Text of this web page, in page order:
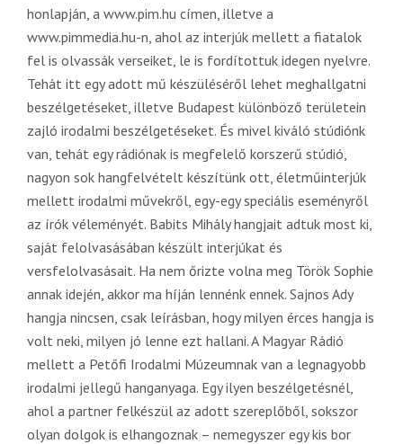
honlapján, a www.pim.hu címen, illetve a
www.pimmedia.hu-n, ahol az interjúk mellett a fiatalok
fel is olvassák verseiket, le is fordítottuk idegen nyelvre.
Tehát itt egy adott mű készüléséről lehet meghallgatni
beszélgetéseket, illetve Budapest különböző területein
zajló irodalmi beszélgetéseket. És mivel kiváló stúdiónk
van, tehát egy rádiónak is megfelelő korszerű stúdió,
nagyon sok hangfelvételt készítünk ott, életműinterjúk
mellett irodalmi művekről, egy-egy speciális eseményről
az írók véleményét. Babits Mihály hangjait adtuk most ki,
saját felolvasásában készült interjúkat és
versfelolvasásait. Ha nem őrizte volna meg Török Sophie
annak idején, akkor ma híján lennénk ennek. Sajnos Ady
hangja nincsen, csak leírásban, hogy milyen érces hangja is
volt neki, milyen jó lenne ezt hallani. A Magyar Rádió
mellett a Petőfi Irodalmi Múzeumnak van a legnagyobb
irodalmi jellegű hanganyaga. Egy ilyen beszélgetésnél,
ahol a partner felkészül az adott szereplőből, sokszor
olyan dolgok is elhangoznak – nemegyszer egy kis bor